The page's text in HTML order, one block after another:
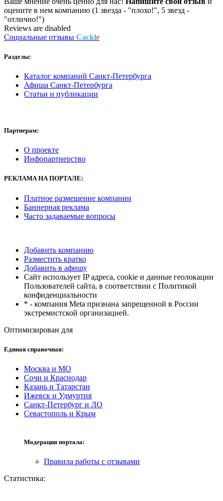
оцените в нем компанию (1 звезда - "плохо!", 5 звезд -
"отлично!")
Reviews are disabled
Социальные отзывы Cackle
Разделы:
Каталог компаний Санкт-Петербурга
Афиша Санкт-Петербурга
Статьи и публикации
Партнерам:
О проекте
Инфопартнерство
РЕКЛАМАНА ПОРТАЛЕ:
Платное размещение компании
Баннерная реклама
Часто задаваемые вопросы
Добавить компанию
Разместить кратко
Добавить в афишу
Сайт использует IP адреса, cookie и данные геолокации
Пользователей сайта, в соответствии с Политикой
конфиденциальности
* - компания Meta признана запрещенной в России
экстремистской организацией.
Оптимизирован для
Единая справочная:
Москва и МО
Сочи и Краснодар
Казань и Татарстан
Ижевск и Удмуртия
Санкт-Петербург и ЛО
Севастополь и Крым
Модерация портала:
Правила работы с отзывами
Статистика: